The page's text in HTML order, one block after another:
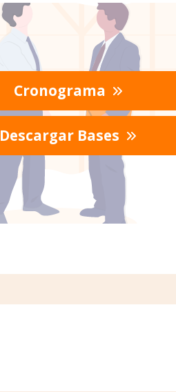
Cronograma
Descargar Bases